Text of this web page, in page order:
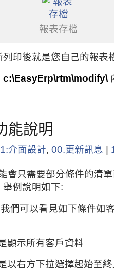
報表存檔
印後就是您自己的報表
c:\EasyErp\rtm\modify\
能說明
介面設計, 00.更新訊息
會只需要部分條件的清
例說明如下:
們可以看見如下條件如
示所有客戶資料
右方下拉選擇起始至終